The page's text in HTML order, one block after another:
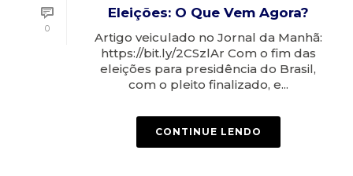
0
Eleições: O Que Vem Agora?
Artigo veiculado no Jornal da Manhã:
https://bit.ly/2CSzlAr Com o fim das
eleições para presidência do Brasil,
com o pleito finalizado, e...
CONTINUE LENDO